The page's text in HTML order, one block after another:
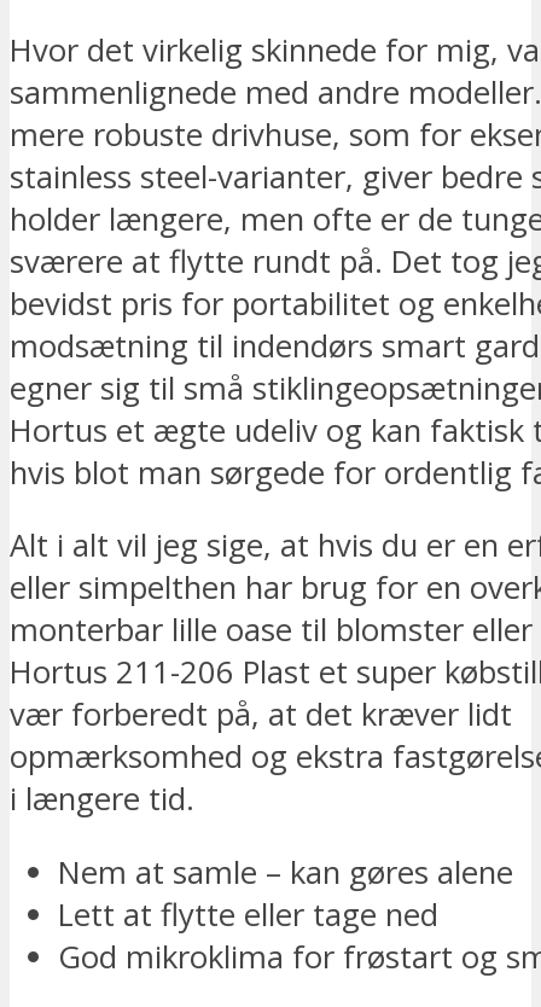
Hvor det virkelig skinnede for mig,
sammenlignede med andre
mere robuste drivhuse, som for
stainless steel-varianter, giver bedre
holder længere, men ofte er de
sværere at flytte rundt på. Det tog
bevidst pris for portabilitet og
modsætning til indendørs smart
egner sig til små
Hortus et ægte udeliv og kan faktisk
hvis blot man sørgede for ordentlig
Alt i alt vil jeg sige, at hvis du er en
eller simpelthen har brug for en
monterbar lille oase til blomster
Hortus 211-206 Plast et super
vær forberedt på, at det kræver lidt
opmærksomhed og ekstra
i længere tid.
Nem at samle – kan gøres alene
Lett at flytte eller tage ned
God mikroklima for frøstart og